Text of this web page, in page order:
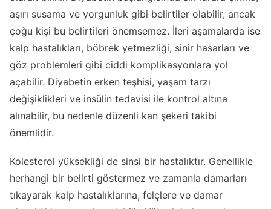
aşırı susama ve yorgunluk gibi belirtiler olabilir, ancak
çoğu kişi bu belirtileri önemsemez. İleri aşamalarda ise
kalp hastalıkları, böbrek yetmezliği, sinir hasarları ve
göz problemleri gibi ciddi komplikasyonlara yol
açabilir. Diyabetin erken teşhisi, yaşam tarzı
değişiklikleri ve insülin tedavisi ile kontrol altına
alınabilir, bu nedenle düzenli kan şekeri takibi
önemlidir.
Kolesterol yüksekliği de sinsi bir hastalıktır. Genellikle
herhangi bir belirti göstermez ve zamanla damarları
tıkayarak kalp hastalıklarına, felçlere ve damar